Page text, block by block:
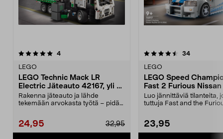
4arvostelut
LEGO
LEGO Technic Mack LR
Electric Jäteauto 42167, yli 8-
vuotiaille
Rakenna jäteauto ja lähde
tekemään arvokasta työtä – pidä
24,95 32,95
4.5 viidestä
34arvostelut
LEGO
LEGO Speed
Fast 2 Furious
GT-R (R34) 76917, yli
vuotiaille
Luo jännittäviä tilanteita,
tuttuja Fast and the
23,95
5.0 viidestä